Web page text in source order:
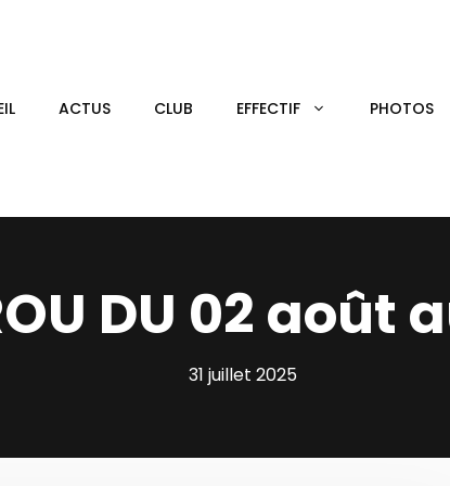
ACTUS CLUB EFFECTIF PHOTOS
DU 02 août
31 juillet 2025